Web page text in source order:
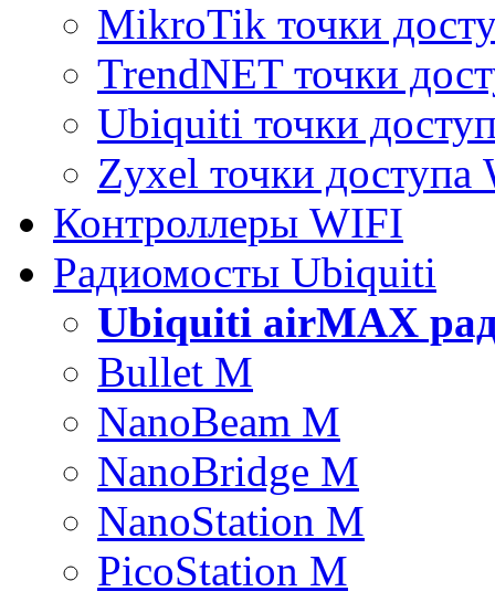
MikroTik точки
TrendNET точки
Ubiquiti точки
Zyxel точки доступа
Контроллеры WIFI
Радиомосты Ubiquiti
Ubiquiti airMAX
Bullet M
NanoBeam M
NanoBridge M
NanoStation M
PicoStation M